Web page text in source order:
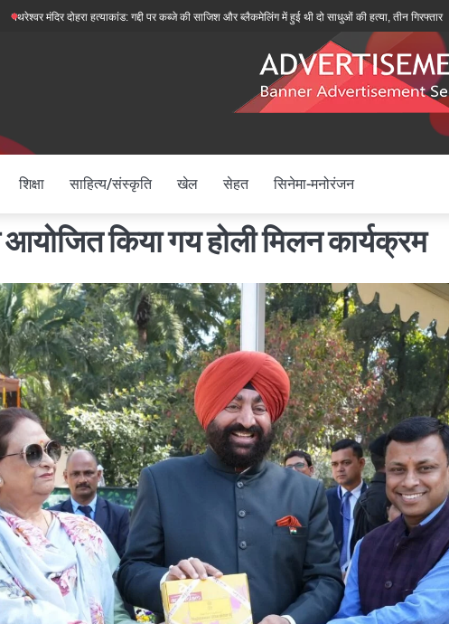
दोहरा हत्याकांड: गद्दी पर कब्जे की साजिश और ब्लैकमेलिंग में हुई थी दो साधुओं की हत्या, तीन गिरफ्तार
शिक्षा साहित्य/संस्कृति खेल सेहत सिनेमा-मनोरंजन
किया गय होली मिलन कार्यक्रम